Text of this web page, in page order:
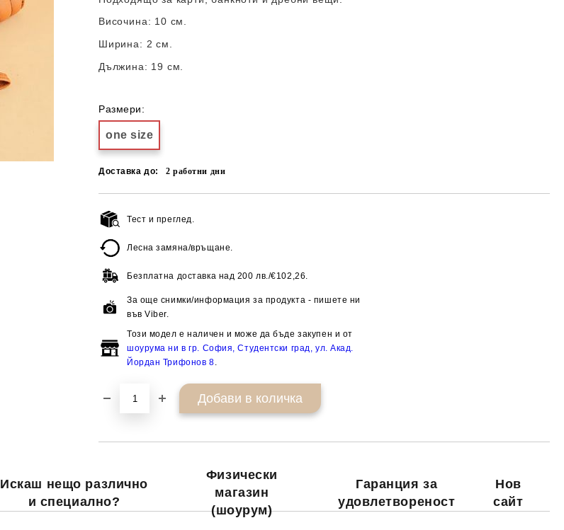
Височина: 10 см.
Ширина: 2 см.
Дължина: 19 см.
Размери:
one size
Доставка до: 2работни дни
Тест и преглед.
Лесна замяна/връщане.
Безплатна доставка над 200 лв./€102,26.
За още снимки/информация за продукта - пишете ни
във Viber.
Този модел е наличен и може да бъде закупен и от
шоурума ни в гр. София, Студентски град, ул. Акад.
Йордан Трифонов 8.
Искаш нещо различно
и специално?
Физически
магазин
(шоурум)
Гаранция за
удовлетвореност
Нов
сайт